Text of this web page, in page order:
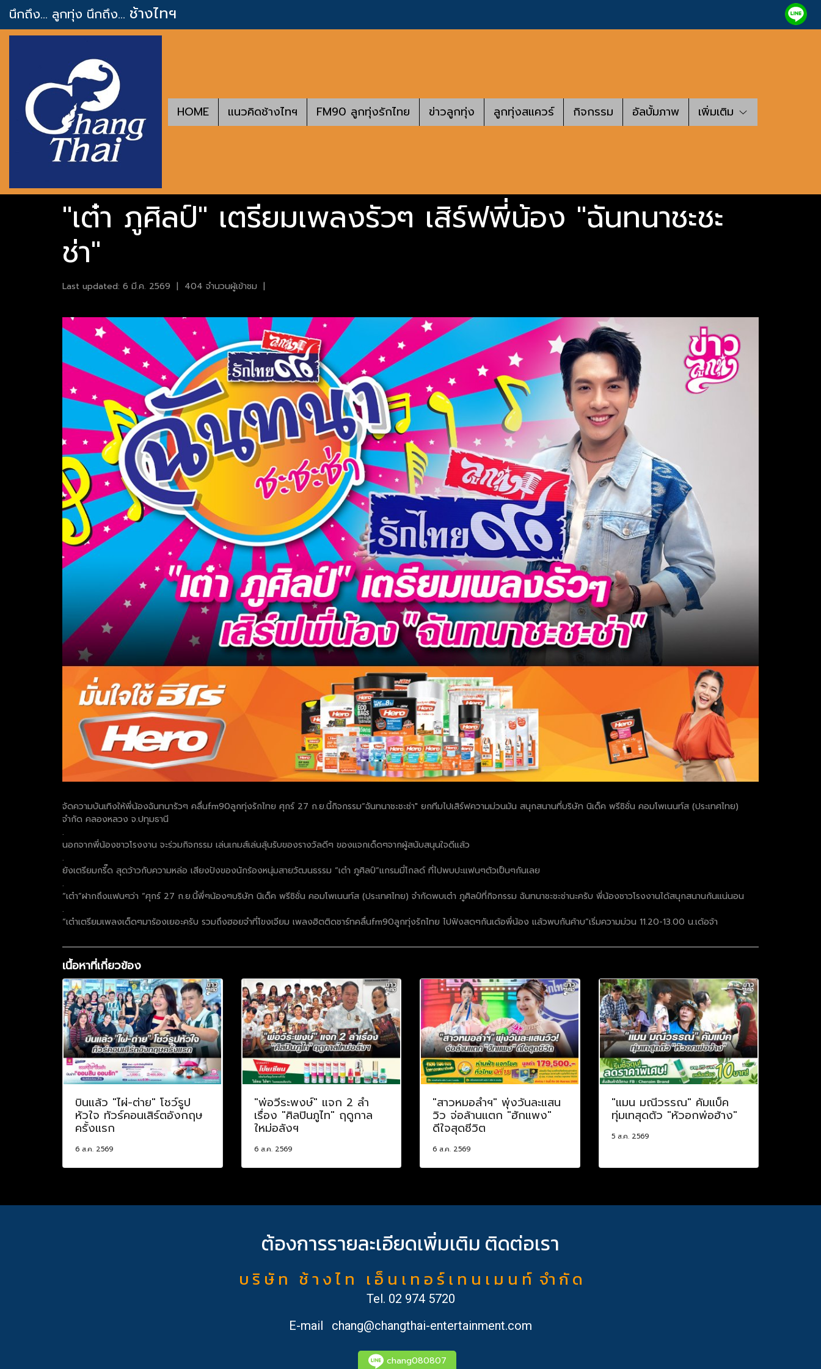
นึกถึง... ลูกทุ่ง นึกถึง... ช้างไทฯ
HOME แนวคิดช้างไทฯ FM90 ลูกทุ่งรักไทย ข่าวลูกทุ่ง ลูกทุ่งสแควร์ กิจกรรม อัลบั้มภาพ เพิ่มเติม
"เต๋า ภูศิลป์" เตรียมเพลงรัวๆ เสิร์ฟพี่น้อง "ฉันทนาชะชะ
ช่า"
Last updated: 6 มี.ค. 2569 | 404 จำนวนผู้เข้าชม |
จัดความบันเทิงให้พี่น้องฉันทนารัวๆ คลื่นfm90ลูกทุ่งรักไทย ศุกร์ 27 ก.ย.นี้กิจกรรม“ฉันทนาชะชะช่า" ยกทีมไปเสิร์ฟความม่วนมัน สนุกสนานที่บริษัท นิเด็ค พรีซิชั่น คอมโพเนนท์ส (ประเทศไทย)
จำกัด คลองหลวง จ.ปทุมธานี
.
นอกจากพี่น้องชาวโรงงาน จะร่วมกิจกรรม เล่นเกมส์เล่นลุ้นรับของรางวัลดีๆ ของแจกเด็ดๆจากผู้สนับสนุนใจดีแล้ว
.
ยังเตรียมกรี๊ด สุดว้าวกับความหล่อ เสียงปังของนักร้องหนุ่มสายวัฒนธรรม “เต๋า ภูศิลป์”แกรมมี่โกลด์ ที่ไปพบปะแฟนๆตัวเป็นๆกันเลย
.
“เต๋า”ฝากถึงแฟนๆว่า “ศุกร์ 27 ก.ย.นี้พี่ๆน้องๆบริษัท นิเด็ค พรีซิชั่น คอมโพเนนท์ส (ประเทศไทย) จำกัดพบเต๋า ภูศิลป์ที่กิจกรรม ฉันทนาชะชะช่านะครับ พี่น้องชาวโรงงานได้สนุกสนานกันแน่นอน
.
“เต๋าเตรียมเพลงเด็ดๆมาร้องเยอะครับ รวมถึงฮอยจำที่โขงเจียม เพลงฮิตติดชาร์ทคลื่นfm90ลูกทุ่งรักไทย ไปฟังสดๆกันเด้อพี่น้อง แล้วพบกันค้าบ”เริ่มความม่วน 11.20-13.00 น.เด้อจ้า
เนื้อหาที่เกี่ยวข้อง
บินแล้ว "ไผ่-ต่าย" โชว์รูป
หัวใจ ทัวร์คอนเสิร์ตอังกฤษ
ครั้งแรก
6 ส.ค. 2569
"พ่อวีระพงษ์" แจก 2 ลำ
เรื่อง "ศิลปินภูไท" ฤดูกาล
ใหม่อลังฯ
6 ส.ค. 2569
"สาวหมอลำฯ" พุ่งวันละแสน
วิว จ่อล้านแตก "ฮักแพง"
ดีใจสุดชีวิต
6 ส.ค. 2569
"แมน มณีวรรณ" คัมแบ็ค
ทุ่มเทสุดตัว "หัวอกพ่อฮ้าง"
5 ส.ค. 2569
ต้องการรายละเอียดเพิ่มเติม ติดต่อเรา
บ ริ ษั ท ช้ า ง ไ ท เ อ็ น เ ท อ ร์ เ ท น เ ม น ท์ จำ กั ด
Tel. 02 974 5720
E-mail
chang@changthai-entertainment.com
chang080807